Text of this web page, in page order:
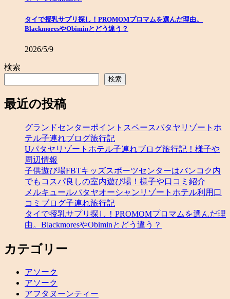
タイで授乳サプリ探し！PROMOMプロマムを選んだ理由。
BlackmoresやObiminとどう違う？
2026/5/9
検索
検索
最近の投稿
グランドセンターポイントスペースパタヤリゾートホ
テル子連れブログ旅行記
Uパタヤリゾートホテル子連れブログ旅行記！様子や
周辺情報
子供遊び場FBTキッズスポーツセンターはバンコク内
でもコスパ良しの室内遊び場！様子や口コミ紹介
メルキュールパタヤオーシャンリゾートホテル利用口
コミブログ子連れ旅行記
タイで授乳サプリ探し！PROMOMプロマムを選んだ理
由。BlackmoresやObiminとどう違う？
カテゴリー
アソーク
アソーク
アフタヌーンティー